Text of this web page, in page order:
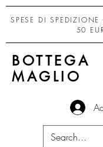
SPESE DI SPEDIZIONE
50
BOTTEGA
MAGLIO